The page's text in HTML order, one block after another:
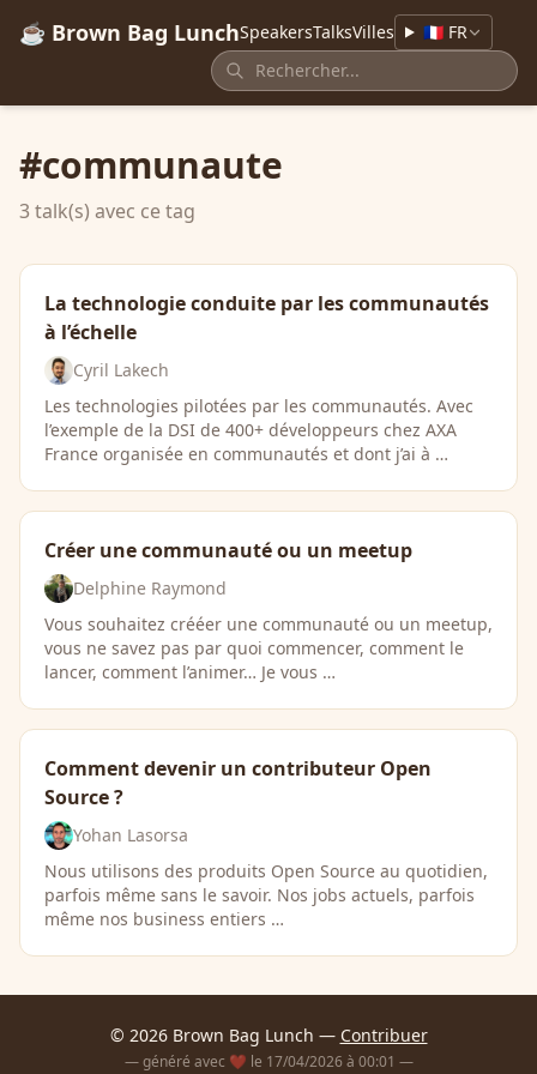
☕ Brown Bag LunchSpeakersTalksVilles 🇫🇷 FR
#communaute
3 talk(s) avec ce tag
La technologie conduite par les communautés
à l’échelle
Cyril Lakech
Les technologies pilotées par les communautés. Avec
l’exemple de la DSI de 400+ développeurs chez AXA
France organisée en communautés et dont j’ai à …
Créer une communauté ou un meetup
Delphine Raymond
Vous souhaitez crééer une communauté ou un meetup,
vous ne savez pas par quoi commencer, comment le
lancer, comment l’animer… Je vous …
Comment devenir un contributeur Open
Source ?
Yohan Lasorsa
Nous utilisons des produits Open Source au quotidien,
parfois même sans le savoir. Nos jobs actuels, parfois
même nos business entiers …
© 2026 Brown Bag Lunch — Contribuer
— généré avec ❤️ le 17/04/2026 à 00:01 —